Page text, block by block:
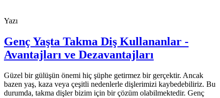
Yazı
Genç Yaşta Takma Diş Kullananlar -
Avantajları ve Dezavantajları
Güzel bir gülüşün önemi hiç şüphe getirmez bir gerçektir. Ancak
bazen yaş, kaza veya çeşitli nedenlerle dişlerimizi kaybedebiliriz. Bu
durumda, takma dişler bizim için bir çözüm olabilmektedir. Genç